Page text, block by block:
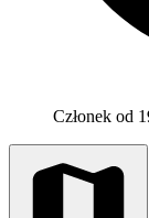
Członek od